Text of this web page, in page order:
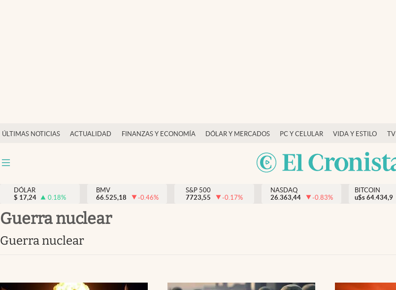
ÚLTIMAS NOTICIAS ACTUALIDAD FINANZAS Y ECONOMÍA DÓLAR Y MERCADOS PC Y CELULAR VIDA Y ESTILO TV
Opinión
Vida y estilo
Clima
Espiritualidad
abre en nueva pestaña
DÓLAR
$ 17,24 0.18%
BMV
66.525,18
-0.46%
S&P 500
7723,55
-0.17%
NASDAQ
26.363,44
-0.83%
BITCOIN
u$s 64.434,9
guerra nuclear
guerra nuclear